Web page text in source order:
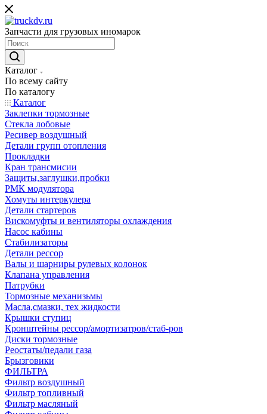
Запчасти для грузовых иномарок
Каталог
По всему сайту
По каталогу
Каталог
Заклепки тормозные
Стекла лобовые
Ресивер воздушный
Детали групп отопления
Прокладки
Кран трансмисии
Защиты,заглушки,пробки
РМК модулятора
Хомуты интеркулера
Детали стартеров
Вискомуфты и вентиляторы охлаждения
Насос кабины
Стабилизаторы
Детали рессор
Валы и шарниры рулевых колонок
Клапана управления
Патрубки
Тормозные механизьмы
Масла,смазки, тех жидкости
Крышки ступиц
Кронштейны рессор/амортизатров/стаб-ров
Диски тормозные
Реостаты/педали газа
Брызговики
ФИЛЬТРА
Фильтр воздушный
Фильтр топливный
Фильтр масляный